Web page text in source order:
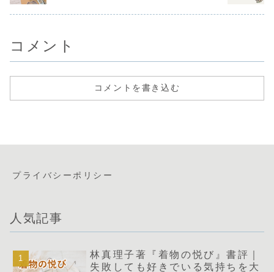
コメント
コメントを書き込む
プライバシーポリシー
人気記事
林真理子著『着物の悦び』書評｜
失敗しても好きでいる気持ちを大